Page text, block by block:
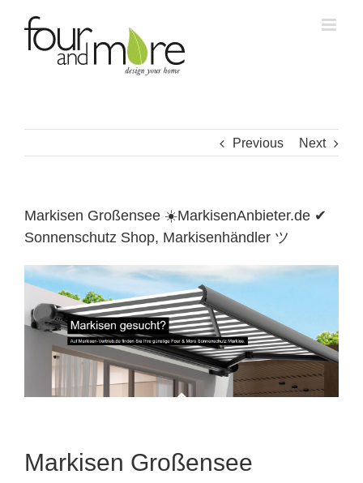
content
Previous Next
Markisen Großensee ☀️MarkisenAnbieter.de ✔
Sonnenschutz Shop, Markisenhändler ツ
Markisen Großensee